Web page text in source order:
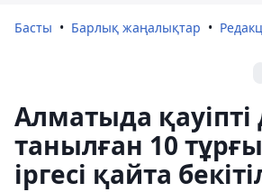
Басты Барлық жаңалықтар
Алматыда қауіпті
танылған 10
іргесі қайта